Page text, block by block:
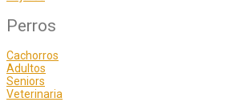
Perros
Cachorros
Adultos
Seniors
Veterinaria